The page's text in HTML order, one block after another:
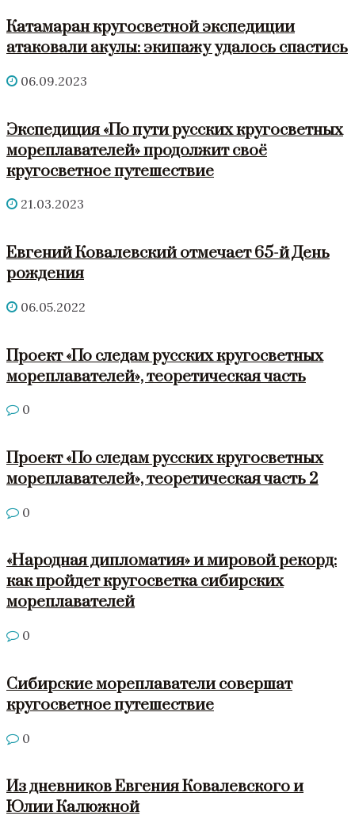
Катамаран кругосветной экспедиции
атаковали акулы: экипажу удалось спастись
06.09.2023
Экспедиция «По пути русских кругосветных
мореплавателей» продолжит своё
кругосветное путешествие
21.03.2023
Евгений Ковалевский отмечает 65-й День
рождения
06.05.2022
Проект «По следам русских кругосветных
мореплавателей», теоретическая часть
0
Проект «По следам русских кругосветных
мореплавателей», теоретическая часть 2
0
«Народная дипломатия» и мировой рекорд:
как пройдет кругосветка сибирских
мореплавателей
0
Сибирские мореплаватели совершат
кругосветное путешествие
0
Из дневников Евгения Ковалевского и
Юлии Калюжной